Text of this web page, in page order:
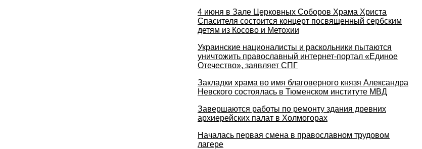
4 июня в Зале Церковных Соборов Храма Христа
Спасителя состоится концерт посвященный сербским
детям из Косово и Метохии
Украинские националисты и раскольники пытаются
уничтожить православный интернет-портал «Единое
Отечество», заявляет СПГ
Закладки храма во имя благоверного князя Александра
Невского состоялась в Тюменском институте МВД
Завершаются работы по ремонту здания древних
архиерейских палат в Холмогорах
Началась первая смена в православном трудовом
лагере